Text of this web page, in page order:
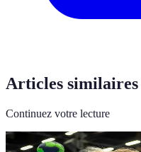
Articles similaires
Continuez votre lecture